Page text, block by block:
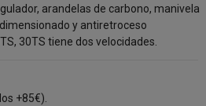
, arandelas de carbono, manivela
yantiretroceso
30TS tiene dos velocidades.
+85€).